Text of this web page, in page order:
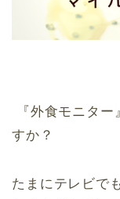
『外食モニター
すか？
たまにテレビで